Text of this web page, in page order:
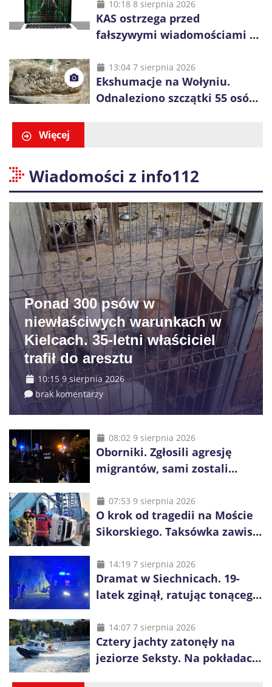
60-latka
10:18 8 sierpnia 2026
KAS ostrzega przed
fałszywymi wiadomościami o
48 godzin
13:04 7 sierpnia 2026
Ekshumacje na Wołyniu.
Odnaleziono szczątki 55 osób,
Więcej
Wiadomości z info112
Ponad 300 psów w
niewłaściwych warunkach w
Kielcach. 35-letni właściciel
trafił do aresztu
10:15 9 sierpnia 2026
brak komentarzy
08:02 9 sierpnia 2026
Oborniki. Zgłosili agresję
migrantów, sami zostali
proceder
07:53 9 sierpnia 2026
O krok od tragedii na Moście
Sikorskiego. Taksówka zawisła
14:19 7 sierpnia 2026
Dramat w Siechnicach. 19-
latek zginął, ratując tonącego
14:07 7 sierpnia 2026
Cztery jachty zatonęły na
jeziorze Seksty. Na pokładach